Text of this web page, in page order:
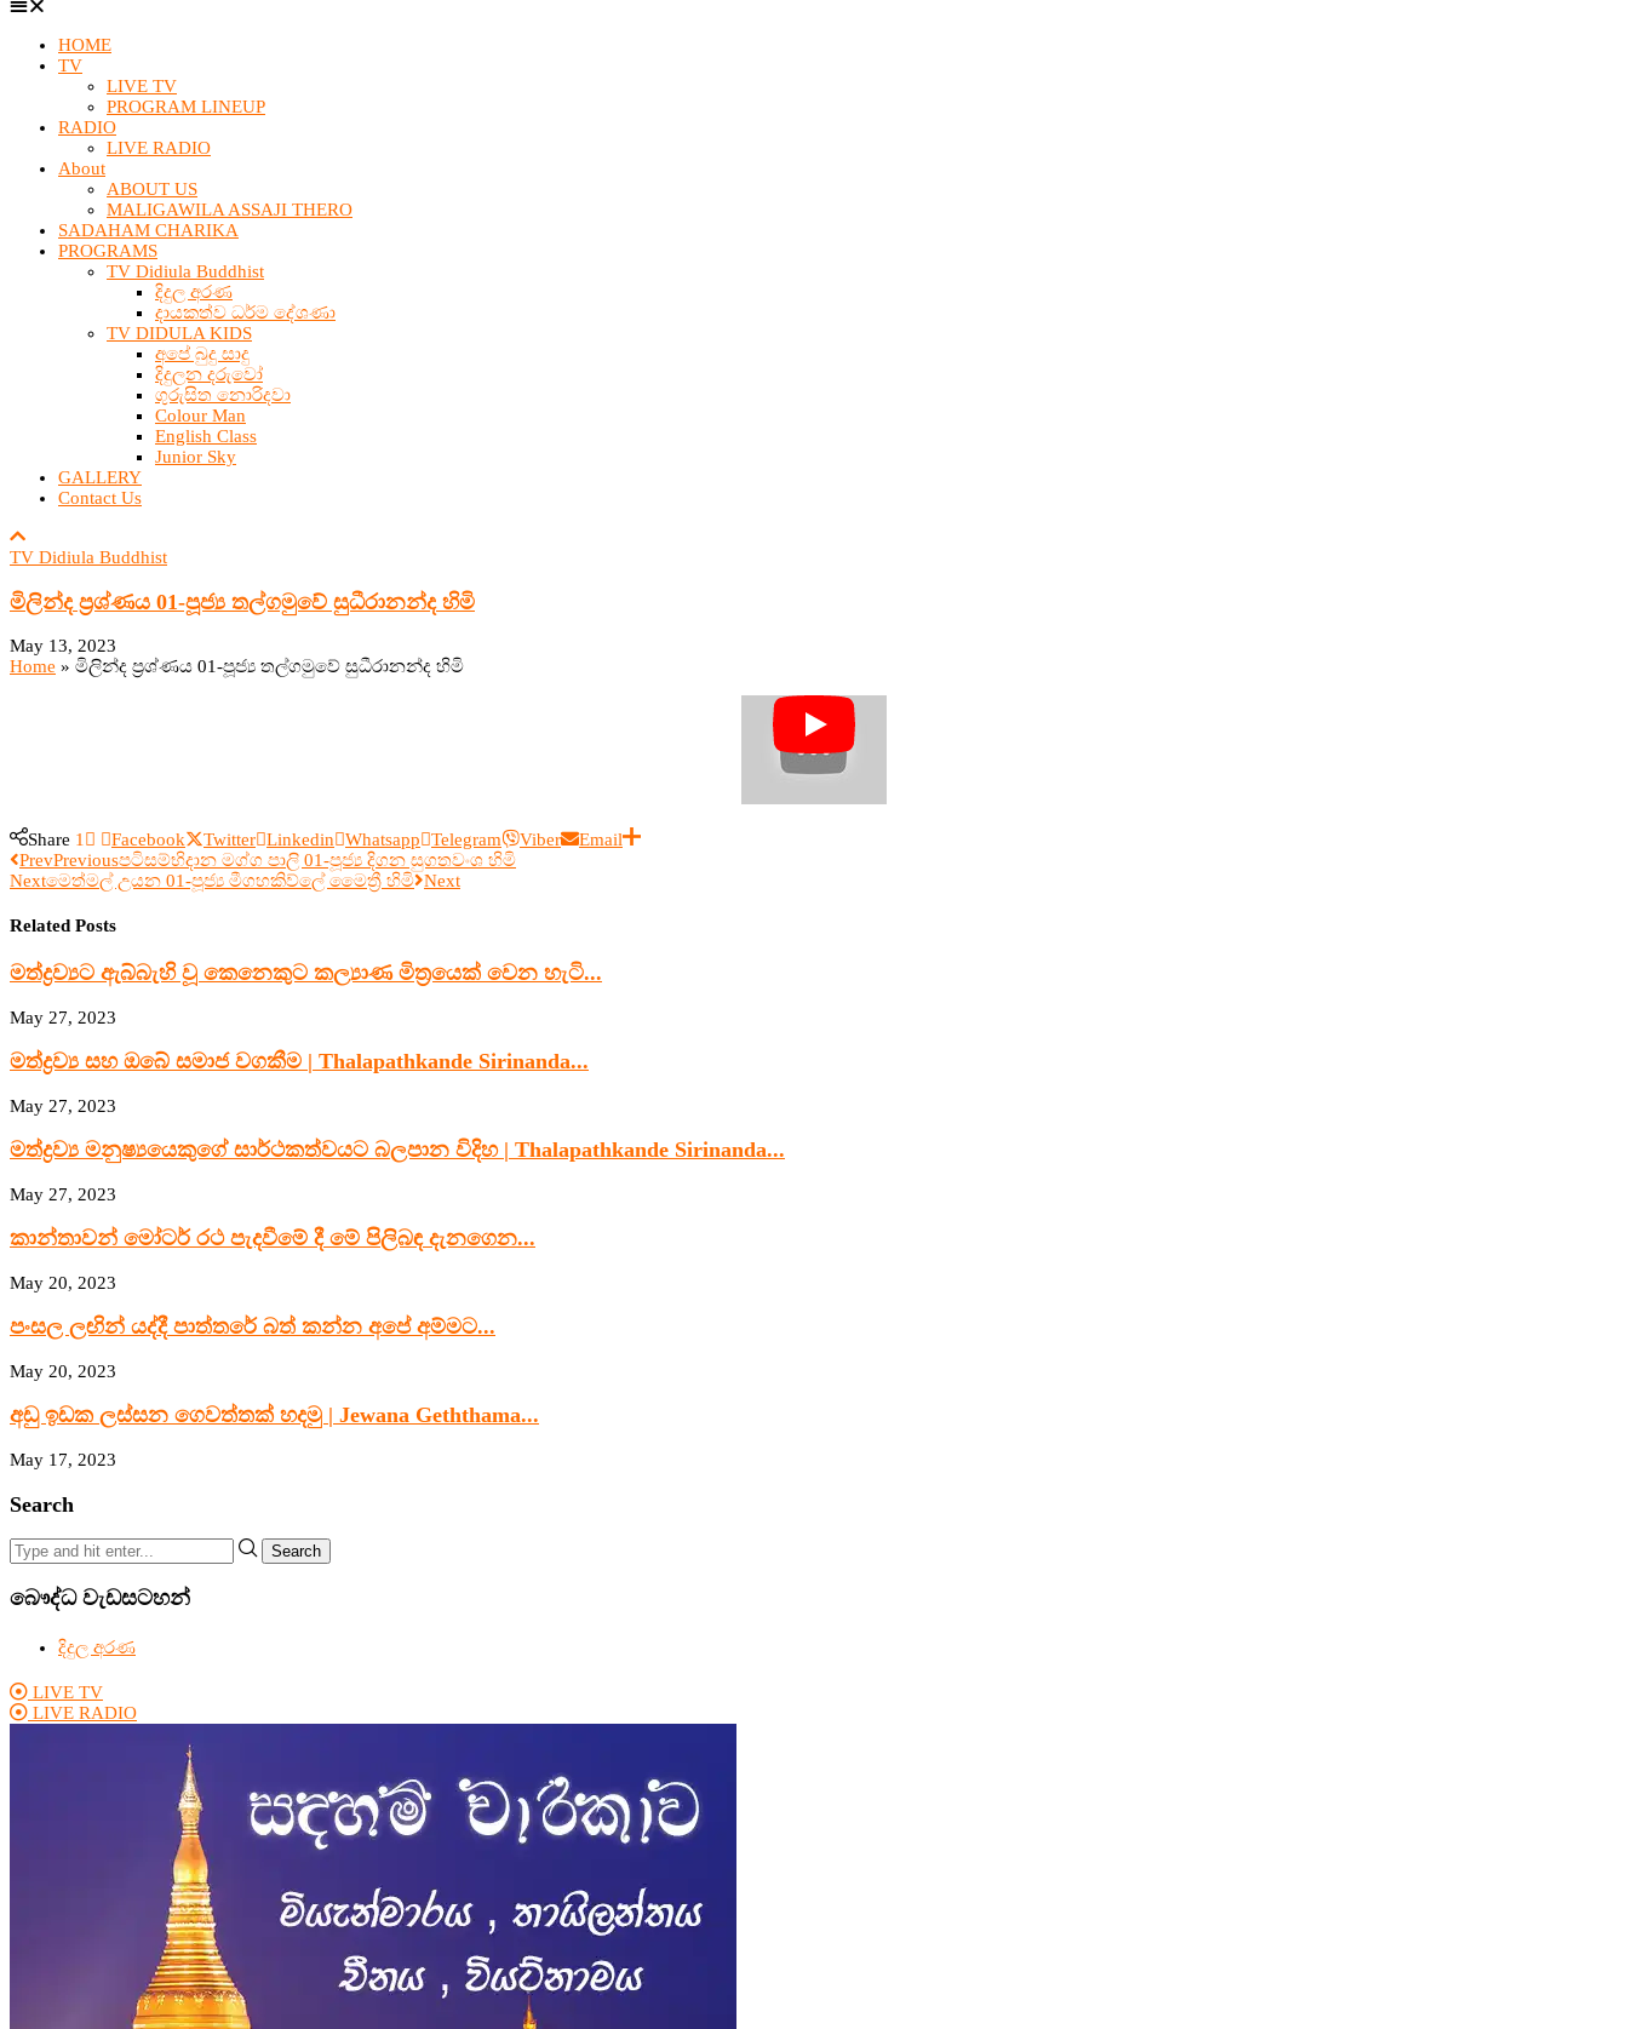
HOME
TV
LIVE TV
PROGRAM LINEUP
RADIO
LIVE RADIO
About
ABOUT US
MALIGAWILA ASSAJI THERO
SADAHAM CHARIKA
PROGRAMS
TV Didiula Buddhist
දිදුල අරණ
දායකත්ව ධර්ම දේශණා
TV DIDULA KIDS
අපේ බුදු සාදු
දිදුලන දරුවෝ
ගුරුසිත නොරිදවා
Colour Man
English Class
Junior Sky
GALLERY
Contact Us
TV Didiula Buddhist
මිලින්ද ප්‍රශ්ණය 01-පූජ්‍ය තල්ගමුවේ සුධීරානන්ද හිමි
May 13, 2023
Home » මිලින්ද ප්‍රශ්ණය 01-පූජ්‍ය තල්ගමුවේ සුධීරානන්ද හිමි
Share 1 Facebook Twitter Linkedin Whatsapp Telegram Viber
Email
PrevPreviousපටිසම්භිදාන මග්ග පාලි 01-පූජ්‍ය දිගන සුගතවංශ හිමි
Nextමෙත්මල් උයන 01-පූජ්‍ය මීගහකිව්ලේ මෛත්‍රී හිමි Next
Related Posts
මත්ද්‍රව්‍යට ඇබ්බැහි වූ කෙනෙකුට කල්‍යාණ මිත්‍රයෙක් වෙන හැටි...
May 27, 2023
මත්ද්‍රව්‍ය සහ ඔබේ සමාජ වගකීම | Thalapathkande Sirinanda...
May 27, 2023
මත්ද්‍රව්‍ය මනුෂ්‍යයෙකුගේ සාර්ථකත්වයට බලපාන විදිහ | Thalapathkande Sirinanda...
May 27, 2023
කාන්තාවන් මෝටර් රථ පැදවීමේ දී මේ පිලිබඳ දැනගෙන...
May 20, 2023
පංසල ලඟින් යද්දී පාත්තරේ බත් කන්න අපේ අම්මට...
May 20, 2023
අඩු ඉඩක ලස්සන ගෙවත්තක් හදමු | Jewana Geththama...
May 17, 2023
Search
Search
බෞද්ධ වැඩසටහන්
දිදුල අරණ
LIVE TV
LIVE RADIO